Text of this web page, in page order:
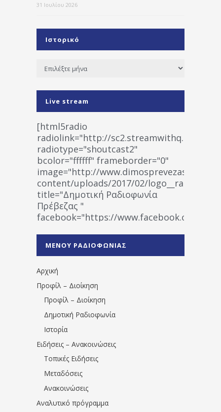
31 Ιουλίου 2026
Ιστορικό
Ιστορικό
Live stream
[html5radio
radiolink="http://
radiotype="shoutcast2"
bcolor="ffffff" frameborder="0"
image="http://www.dimosprevezas.gr/wp-
content/uploads/2017/02/
title="Δημοτική Ραδιοφωνία
Πρέβεζας "
facebook="https://www.facebook.com/
1531194763766854/" artist="" ]
ΜΕΝΟΥ ΡΑΔΙΟΦΩΝΙΑΣ
Αρχική
Προφίλ – Διοίκηση
Προφίλ – Διοίκηση
Δημοτική Ραδιοφωνία
Ιστορία
Ειδήσεις – Ανακοινώσεις
Τοπικές Ειδήσεις
Μεταδόσεις
Ανακοινώσεις
Αναλυτικό πρόγραμμα